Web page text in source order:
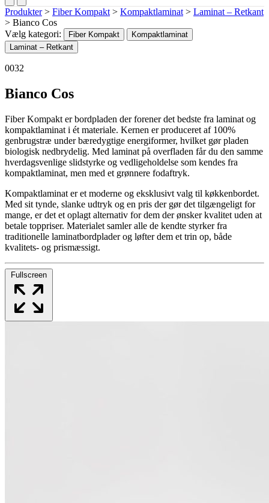
Produkter > Fiber Kompakt > Kompaktlaminat > Laminat – Retkant
> Bianco Cos
Vælg kategori:
Fiber Kompakt
Kompaktlaminat
Laminat – Retkant
0032
Bianco Cos
Fiber Kompakt er bordpladen der forener det bedste fra laminat og
kompaktlaminat i ét materiale. Kernen er produceret af 100%
genbrugstræ under bæredygtige energiformer, hvilket gør pladen
biologisk nedbrydelig. Med laminat på overfladen får du den samme
hverdagsvenlige slidstyrke og vedligeholdelse som kendes fra
kompaktlaminat, men med et grønnere fodaftryk.
Kompaktlaminat er et moderne og eksklusivt valg til køkkenbordet.
Med sit tynde, slanke udtryk og en pris der gør det tilgængeligt for
mange, er det et oplagt alternativ for dem der ønsker kvalitet uden at
betale toppriser. Materialet samler alle de kendte styrker fra
traditionelle laminatbordplader og løfter dem et trin op, både
kvalitets- og prismæssigt.
Fullscreen